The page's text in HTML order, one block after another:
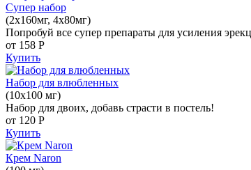
Супер набор
(2х160мг, 4х80мг)
Попробуй все супер препараты для усиления
от 158 Р
Купить
Набор для влюбленных
(10х100 мг)
Набор для двоих, добавь страсти в постель!
от 120 Р
Купить
Крем Naron